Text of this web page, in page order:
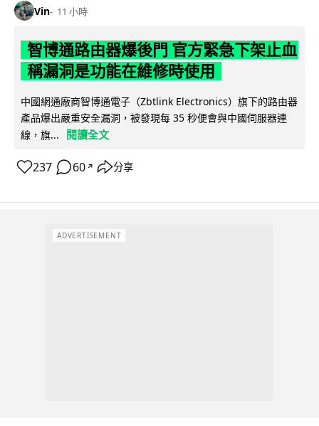
Vin 11 小時
智博通路由器爆後門 官方緊急下架止血
稱漏洞是功能在維修時使用
中國網通廠商智博通電子（Zbtlink Electronics）旗下的路由器
產品爆出嚴重安全漏洞，被發現每 35 秒便會與中國伺服器連
線，旗...
閱讀全文
237 60 ↗ 分享
ADVERTISEMENT